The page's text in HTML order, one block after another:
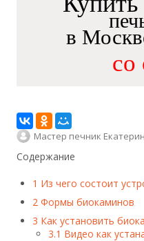
в
со
Мастер печник
Содержание
1 Из чего состоит
2Формы биокаминов
3 Как установить
3.1 Видео как